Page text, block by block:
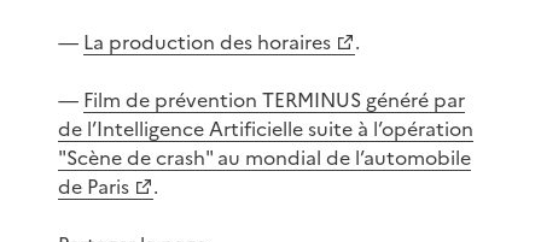
— La production des horaires
.
— Film de prévention TERMINUS généré par
de l’Intelligence Artificielle suite à l’opération
"Scène de crash" au mondial de l’automobile
de Paris
.